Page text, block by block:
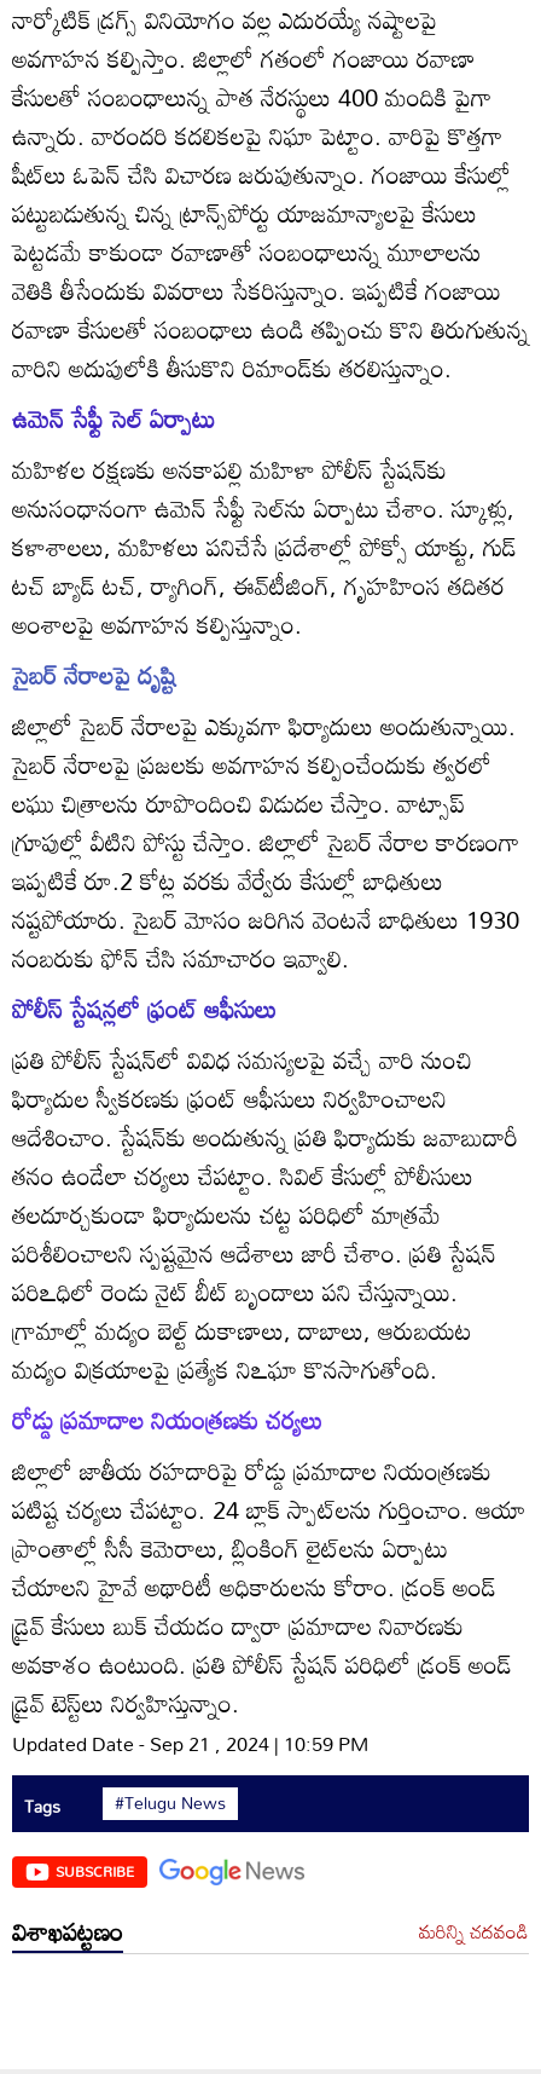
నార్కోటిక్‌ డ్రగ్స్‌ వినియోగం వల్ల ఎదురయ్యే నష్టాలపై
అవగాహన కల్పిస్తాం. జిల్లాలో గతంలో గంజాయి రవాణా
కేసులతో సంబంధాలున్న పాత నేరస్థులు 400 మందికి పైగా
ఉన్నారు. వారందరి కదలికలపై నిఘా పెట్టాం. వారిపై కొత్తగా
షీట్‌లు ఓపెన్‌ చేసి విచారణ జరుపుతున్నాం. గంజాయి కేసుల్లో
పట్టుబడుతున్న చిన్న ట్రాన్స్‌పోర్టు యాజమాన్యాలపై కేసులు
పెట్టడమే కాకుండా రవాణాతో సంబంధాలున్న మూలాలను
వెతికి తీసేందుకు వివరాలు సేకరిస్తున్నాం. ఇప్పటికే గంజాయి
రవాణా కేసులతో సంబంధాలు ఉండి తప్పించు కొని తిరుగుతున్న
వారిని అదుపులోకి తీసుకొని రిమాండ్‌కు తరలిస్తున్నాం.
ఉమెన్‌ సేఫ్టీ సెల్‌ ఏర్పాటు
మహిళల రక్షణకు అనకాపల్లి మహిళా పోలీస్‌ స్టేషన్‌కు
అనుసంధానంగా ఉమెన్‌ సేఫ్టీ సెల్‌ను ఏర్పాటు చేశాం. స్కూళ్లు,
కళాశాలలు, మహిళలు పనిచేసే ప్రదేశాల్లో పోక్సో యాక్టు, గుడ్‌
టచ్‌ బ్యాడ్‌ టచ్‌, ర్యాగింగ్‌, ఈవ్‌టీజింగ్‌, గృహహింస తదితర
అంశాలపై అవగాహన కల్పిస్తున్నాం.
సైబర్‌ నేరాలపై దృష్టి
జిల్లాలో సైబర్‌ నేరాలపై ఎక్కువగా ఫిర్యాదులు అందుతున్నాయి.
సైబర్‌ నేరాలపై ప్రజలకు అవగాహన కల్పించేందుకు త్వరలో
లఘు చిత్రాలను రూపొందించి విడుదల చేస్తాం. వాట్సాప్‌
గ్రూపుల్లో వీటిని పోస్టు చేస్తాం. జిల్లాలో సైబర్‌ నేరాల కారణంగా
ఇప్పటికే రూ.2 కోట్ల వరకు వేర్వేరు కేసుల్లో బాధితులు
నష్టపోయారు. సైబర్‌ మోసం జరిగిన వెంటనే బాధితులు 1930
నంబరుకు ఫోన్‌ చేసి సమాచారం ఇవ్వాలి.
పోలీస్‌ స్టేషన్లలో ఫ్రంట్‌ ఆఫీసులు
ప్రతి పోలీస్‌ స్టేషన్‌లో వివిధ సమస్యలపై వచ్చే వారి నుంచి
ఫిర్యాదుల స్వీకరణకు ఫ్రంట్‌ ఆఫీసులు నిర్వహించాలని
ఆదేశించాం. స్టేషన్‌కు అందుతున్న ప్రతి ఫిర్యాదుకు జవాబుదారీ
తనం ఉండేలా చర్యలు చేపట్టాం. సివిల్‌ కేసుల్లో పోలీసులు
తలదూర్చకుండా ఫిర్యాదులను చట్ట పరిధిలో మాత్రమే
పరిశీలించాలని స్పష్టమైన ఆదేశాలు జారీ చేశాం. ప్రతి స్టేషన్‌
పరిఽధిలో రెండు నైట్‌ బీట్‌ బృందాలు పని చేస్తున్నాయి.
గ్రామాల్లో మద్యం బెల్ట్‌ దుకాణాలు, దాబాలు, ఆరుబయట
మద్యం విక్రయాలపై ప్రత్యేక నిఽఘా కొనసాగుతోంది.
రోడ్డు ప్రమాదాల నియంత్రణకు చర్యలు
జిల్లాలో జాతీయ రహదారిపై రోడ్డు ప్రమాదాల నియంత్రణకు
పటిష్ట చర్యలు చేపట్టాం. 24 బ్లాక్‌ స్పాట్‌లను గుర్తించాం. ఆయా
ప్రాంతాల్లో సీసీ కెమెరాలు, బ్లింకింగ్‌ లైట్‌లను ఏర్పాటు
చేయాలని హైవే అథారిటీ అధికారులను కోరాం. డ్రంక్‌ అండ్‌
డ్రైవ్‌ కేసులు బుక్‌ చేయడం ద్వారా ప్రమాదాల నివారణకు
అవకాశం ఉంటుంది. ప్రతి పోలీస్‌ స్టేషన్‌ పరిధిలో డ్రంక్‌ అండ్‌
డ్రైవ్‌ టెస్ట్‌లు నిర్వహిస్తున్నాం.
Updated Date - Sep 21 , 2024 | 10:59 PM
Tags #Telugu News
SUBSCRIBE
విశాఖపట్టణం మరిన్ని చదవండి